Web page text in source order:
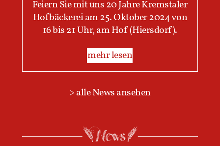
Feiern Sie mit uns 20 Jahre Kremstaler
Hofbäckerei am 25. Oktober 2024 von
16 bis 21 Uhr, am Hof (Hiersdorf).
mehr lesen
> alle News ansehen